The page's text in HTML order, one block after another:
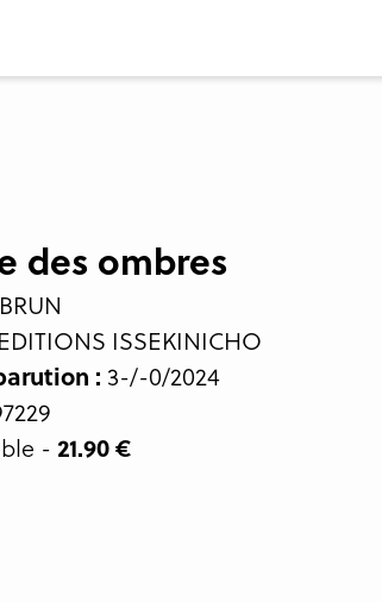
des ombres
EDITIONS ISSEKINICHO
: 3-/-0/2024
- 21.90 €